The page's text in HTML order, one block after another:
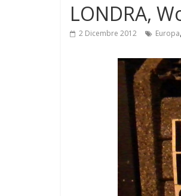
LONDRA,
2 Dicembre 2012 Europa,